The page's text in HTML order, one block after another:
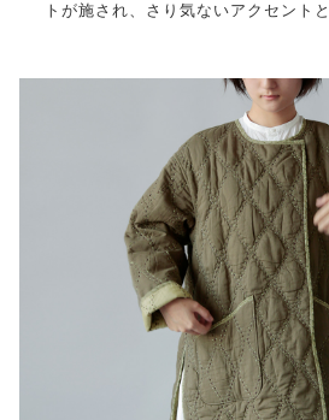
トが施され、さり気ないアクセント